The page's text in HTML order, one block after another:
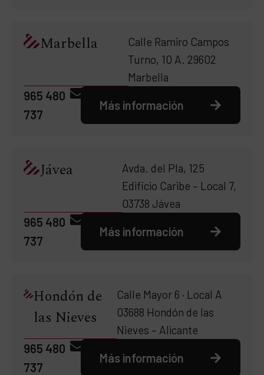
Marbella
Calle Ramiro Campos
Turno, 10 A. 29602
Marbella
965 480
737
Más información
Jávea
Avda. del Pla, 125
Edificio Caribe – Local 7,
03738 Jávea
965 480
737
Más información
Hondón de
las Nieves
Calle Mayor 6 · Local A
03688 Hondón de las
Nieves – Alicante
965 480
737
Más información